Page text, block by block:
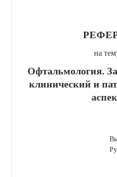
на
Офтальмология.
клинический и